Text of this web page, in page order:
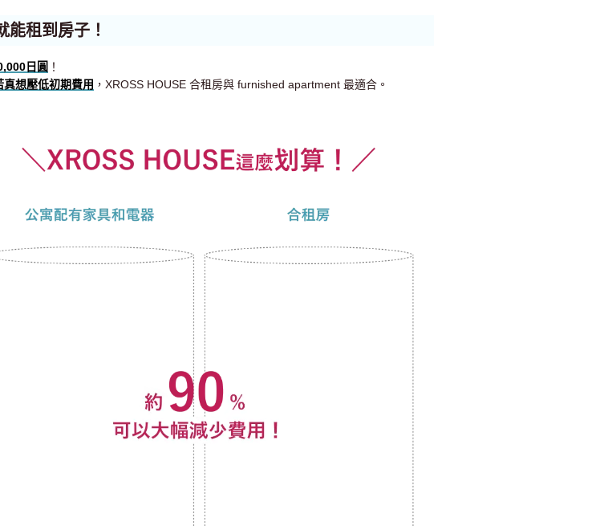
租到房子！
日圓 ！
真想壓低初期費用 ，XROSS HOUSE 合租房與 furnished apartment 最適合。